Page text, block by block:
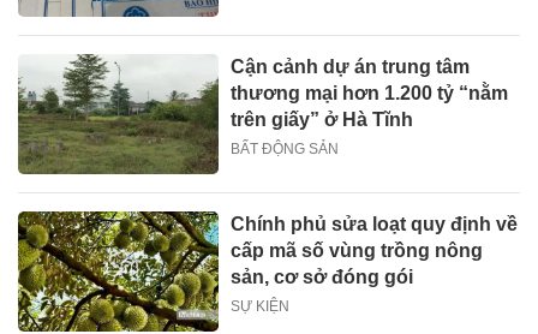
Cận cảnh dự án trung tâm
thương mại hơn 1.200 tỷ “nằm
trên giấy” ở Hà Tĩnh
BẤT ĐỘNG SẢN
Chính phủ sửa loạt quy định về
cấp mã số vùng trồng nông
sản, cơ sở đóng gói
SỰ KIỆN